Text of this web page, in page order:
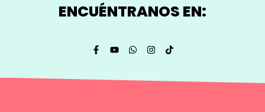
ENCUÉNTRANOS EN: